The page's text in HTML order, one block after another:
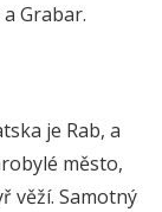
Grabar.
je Rab, a
město,
věží. Samotný